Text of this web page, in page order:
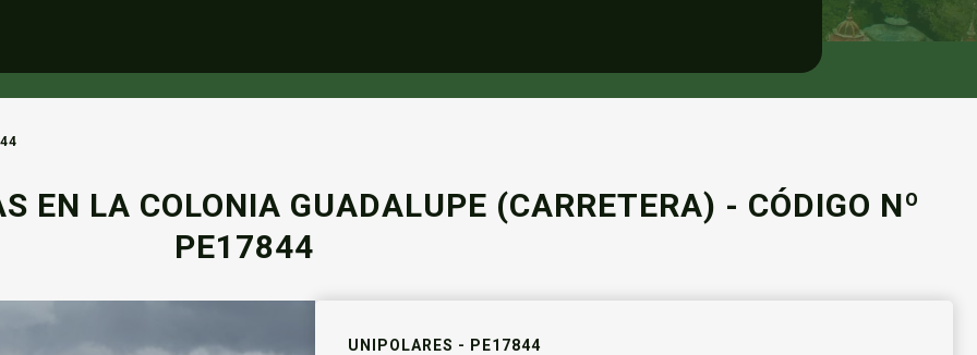
EN LA COLONIA GUADALUPE (CARRETERA) - CÓDIGO Nº
PE17844
UNIPOLARES - PE17844